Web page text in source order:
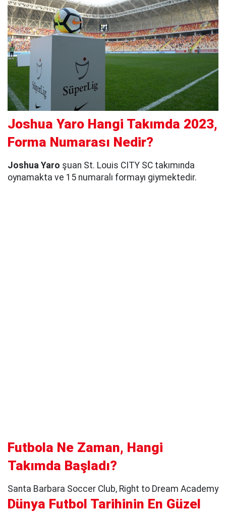
Joshua Yaro Hangi Takımda 2023,
Forma Numarası Nedir?
Joshua Yaro şuan St. Louis CITY SC takımında
oynamakta ve 15 numaralı formayı giymektedir.
Futbola Ne Zaman, Hangi
Takımda Başladı?
Santa Barbara Soccer Club, Right to Dream Academy
Dünya Futbol Tarihinin En Güzel